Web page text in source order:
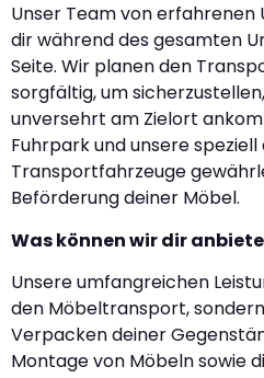
Unser Team von
dir während des gesamten
Seite. Wir planen den
sorgfältig, um
unversehrt am Zielort
Fuhrpark und unsere
Transportfahrzeuge
Beförderung deiner Möbel.
Was können wir dir
Unsere umfangreichen
den Möbeltransport,
Verpacken deiner
Montage von Möbeln sowie